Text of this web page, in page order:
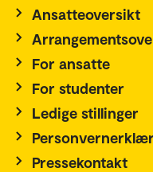
Ansatteoversikt
For ansatte
For studenter
Ledige stillinger
Pressekontakt